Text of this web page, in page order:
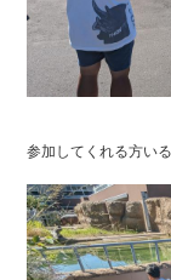
参加してくれる方い